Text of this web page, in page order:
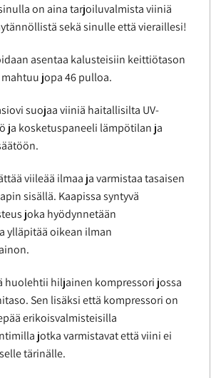
on aina tarjoiluvalmista viiniä
sekä sinulle että vieraillesi!
asentaa kalusteisiin keittiötason
jopa 46 pulloa.
suojaa viiniä haitallisilta UV-
ja kosketuspaneeli lämpötilan ja
viileää ilmaa ja varmistaa tasaisen
sisällä. Kaapissa syntyvä
joka hyödynnetään
ylläpitää oikean ilman
huolehtii hiljainen kompressori jossa
Sen lisäksi että kompressori on
erikoisvalmisteisilla
jotka varmistavat että viini ei
tärinälle.